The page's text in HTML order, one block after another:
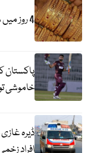
4 روز میں سونے کی قیمت میں بڑا اضافہ
پاکستان
خاموشی
افراد